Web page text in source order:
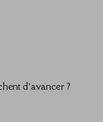
d’avancer ?